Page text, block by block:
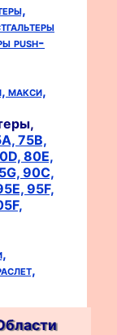
push-
макси,
75B,
80E,
90C,
95F,